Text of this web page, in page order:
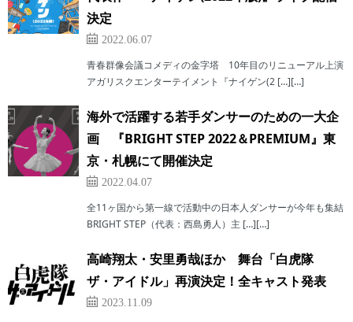
決定
2022.06.07
青春群像会議コメディの金字塔 10年目のリニューアル上演
アガリスクエンターテイメント『ナイゲン(2 […][…]
海外で活躍する若手ダンサーのための一大企
画 『BRIGHT STEP 2022＆PREMIUM』東
京・札幌にて開催決定
2022.04.07
全11ヶ国から第一線で活動中の日本人ダンサーが今年も集結
BRIGHT STEP（代表：西島勇人）主 […][…]
高崎翔太・安里勇哉ほか 舞台「白虎隊
ザ・アイドル」再演決定！全キャスト発表
2023.11.09